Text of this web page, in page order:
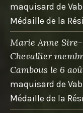
maquisard de
Médaille de la
Marie Anne
Chevallier
Cambous le 6
maquisard de
Médaille de la